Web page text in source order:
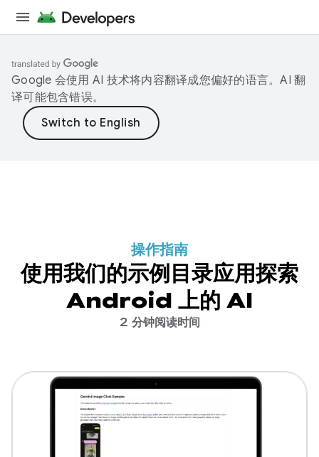
Google 会使用 AI 技术将内容翻译成您偏好的语言。AI 翻
译可能包含错误。
操作指南
使用我们的示例目录应用探索
Android 上的 AI
2 分钟阅读时间